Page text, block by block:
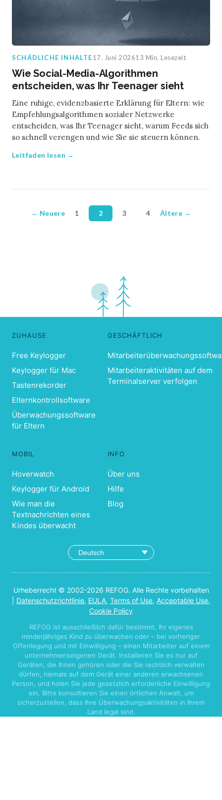
SCHÄDLICHE INHALTE17. Juni 202613 Min. Lesezeit
Wie Social-Media-Algorithmen
entscheiden, was Ihr Teenager sieht
Eine ruhige, evidenzbasierte Erklärung für Eltern: wie
Empfehlungsalgorithmen sozialer Netzwerke
entscheiden, was Ihr Teenager sieht, warum Feeds sich
so schnell verengen und wie Sie sie steuern können.
Leitfaden lesen →
← Neuere 1 2 3 4 Ältere →
ZUHAUSE
Free Keylogger
Keylogger für Mac
Tastenrekorder
Elternkontrollsoftware
Überwachungssoftware
für Eltern
GESCHÄFTLICH
Mitarbeiteraktivitäten auf dem
Terminalserver verfolgen
MOBIL
Hoverwatch
Keylogger für Android
Wie man die
Textnachrichten eines
Kindes überwacht
INFO
Über uns
Hilfe
Blog
Urheberrecht © 2002-2026 REFOG. Alle Rechte vorbehalten
Datenschutzrichtlinie, EULA, Terms of Use, Acceptable Use,
Cookie Policy
REFOG ist ausschließlich dafür bestimmt, Ihr eigenes
minderjähriges Kind zu überwachen oder – bei vorheriger
Offenlegung und mit Einwilligung – einen Mitarbeiter auf einem
unternehmenseigenen Gerät. Installieren Sie es nur auf
Geräten, die Ihnen gehören oder die Sie rechtlich verwalten
dürfen, niemals auf dem Gerät einer anderen erwachsenen
Person, und holen Sie jede gesetzlich erforderliche Einwilligung
ein. Bitte konsultieren Sie einen örtlichen Anwalt, um
sicherzustellen, dass Ihre Überwachungsaktivitäten in Ihrem
Land legal sind.